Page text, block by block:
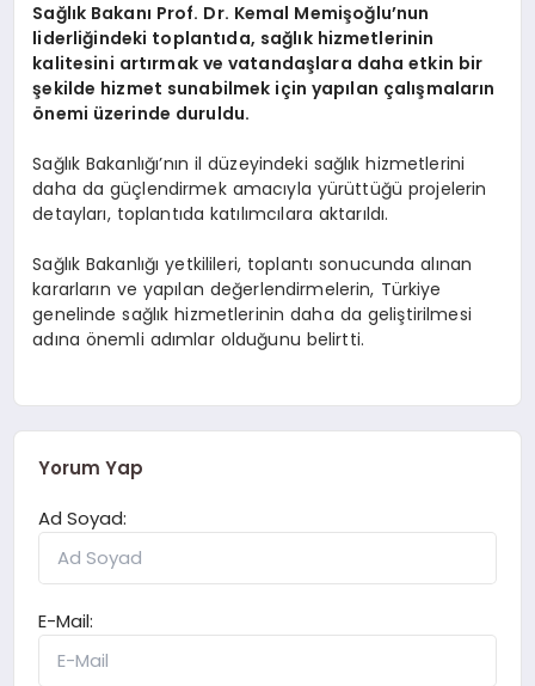
Sağlık Bakanı Prof. Dr. Kemal Memişoğlu’nun
liderliğindeki toplantıda, sağlık hizmetlerinin
kalitesini artırmak ve vatandaşlara daha etkin bir
şekilde hizmet sunabilmek için yapılan çalışmaların
önemi üzerinde duruldu.
Sağlık Bakanlığı’nın il düzeyindeki sağlık hizmetlerini
daha da güçlendirmek amacıyla yürüttüğü projelerin
detayları, toplantıda katılımcılara aktarıldı.
Sağlık Bakanlığı yetkilileri, toplantı sonucunda alınan
kararların ve yapılan değerlendirmelerin, Türkiye
genelinde sağlık hizmetlerinin daha da geliştirilmesi
adına önemli adımlar olduğunu belirtti.
Yorum Yap
Ad Soyad:
E-Mail: